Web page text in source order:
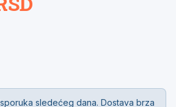
sledećeg dana. Dostava brza